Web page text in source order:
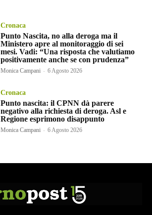
Cronaca
Punto Nascita, no alla deroga ma il
Ministero apre al monitoraggio di sei
mesi. Vadi: “Una risposta che valutiamo
positivamente anche se con prudenza”
Monica Campani - 6 Agosto 2026
Cronaca
Punto nascita: il CPNN dà parere
negativo alla richiesta di deroga. Asl e
Regione esprimono disappunto
Monica Campani - 6 Agosto 2026